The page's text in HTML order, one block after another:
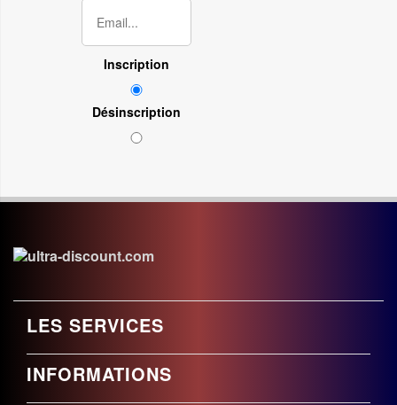
Inscription
Désinscription
LES SERVICES
INFORMATIONS